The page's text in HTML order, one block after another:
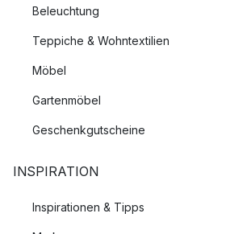
Beleuchtung
Teppiche & Wohntextilien
Möbel
Gartenmöbel
Geschenkgutscheine
INSPIRATION
Inspirationen & Tipps